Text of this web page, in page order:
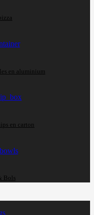
en aluminium
en carton
Bols